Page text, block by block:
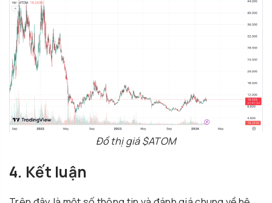
Đồ thị giá $ATOM
4. Kết luận